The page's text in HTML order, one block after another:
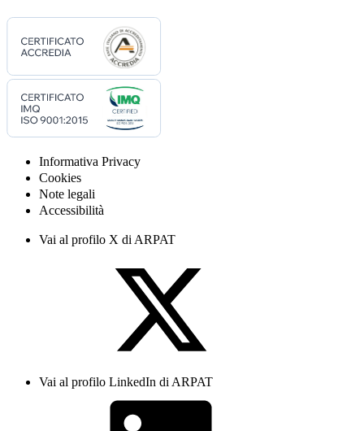
Informativa Privacy
Cookies
Note legali
Accessibilità
Vai al profilo X di ARPAT
Vai al profilo LinkedIn di ARPAT